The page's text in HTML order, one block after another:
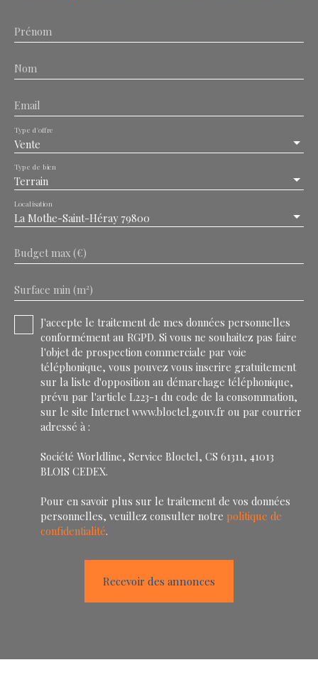
Prénom
Nom
Email
Vente
Type d'offre
Terrain
Type de bien
La Mothe-Saint-Héray 79800
Localisation
Budget max (€)
Surface min (m²)
J'accepte le traitement de mes données personnelles
conformément au RGPD. Si vous ne souhaitez pas faire
l'objet de prospection commerciale par voie
téléphonique, vous pouvez vous inscrire gratuitement
sur la liste d'opposition au démarchage téléphonique,
prévu par l'article L223-1 du code de la consommation,
sur le site Internet www.bloctel.gouv.fr ou par courrier
adressé à :
Société Worldline, Service Bloctel, CS 61311, 41013
BLOIS CEDEX.
Pour en savoir plus sur le traitement de vos données
personnelles, veuillez consulter notre politique de
confidentialité.
Recevoir des annonces